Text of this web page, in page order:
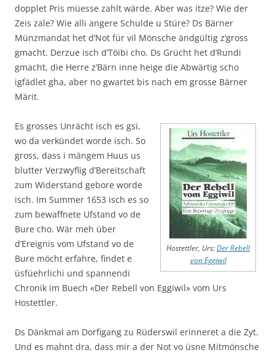
dopplet Pris müesse zahlt wärde. Aber was itze? Wie der
Zeis zale? Wie alli angere Schulde u Stüre? Ds Bärner
Münzmandat het d’Not für vil Mönsche ändgültig z’gross
gmacht. Derzue isch d’Töibi cho. Ds Grücht het d’Rundi
gmacht, die Herre z’Bärn inne heige die Abwärtig scho
igfädlet gha, aber no gwartet bis nach em grosse Bärner
Märit.
Hostettler, Urs: Der Rebell
von Eggiwil
Es grosses Unrächt isch es gsi,
wo da verkündet worde isch. So
gross, dass i mängem Huus us
blutter Verzwyflig d’Bereitschaft
zum Widerstand gebore worde
isch. Im Summer 1653 isch es so
zum bewaffnete Ufstand vo de
Bure cho. Wär meh über
d’Ereignis vom Ufstand vo de
Bure möcht erfahre, findet e
üsfüehrlichi und spannendi
Chronik im Buech «Der Rebell von Eggiwil» vom Urs
Hostettler.
Ds Dänkmal am Dorfigang zu Rüderswil erinneret a die Zyt.
Und es mahnt dra, dass mir a der Not vo üsne Mitmönsche